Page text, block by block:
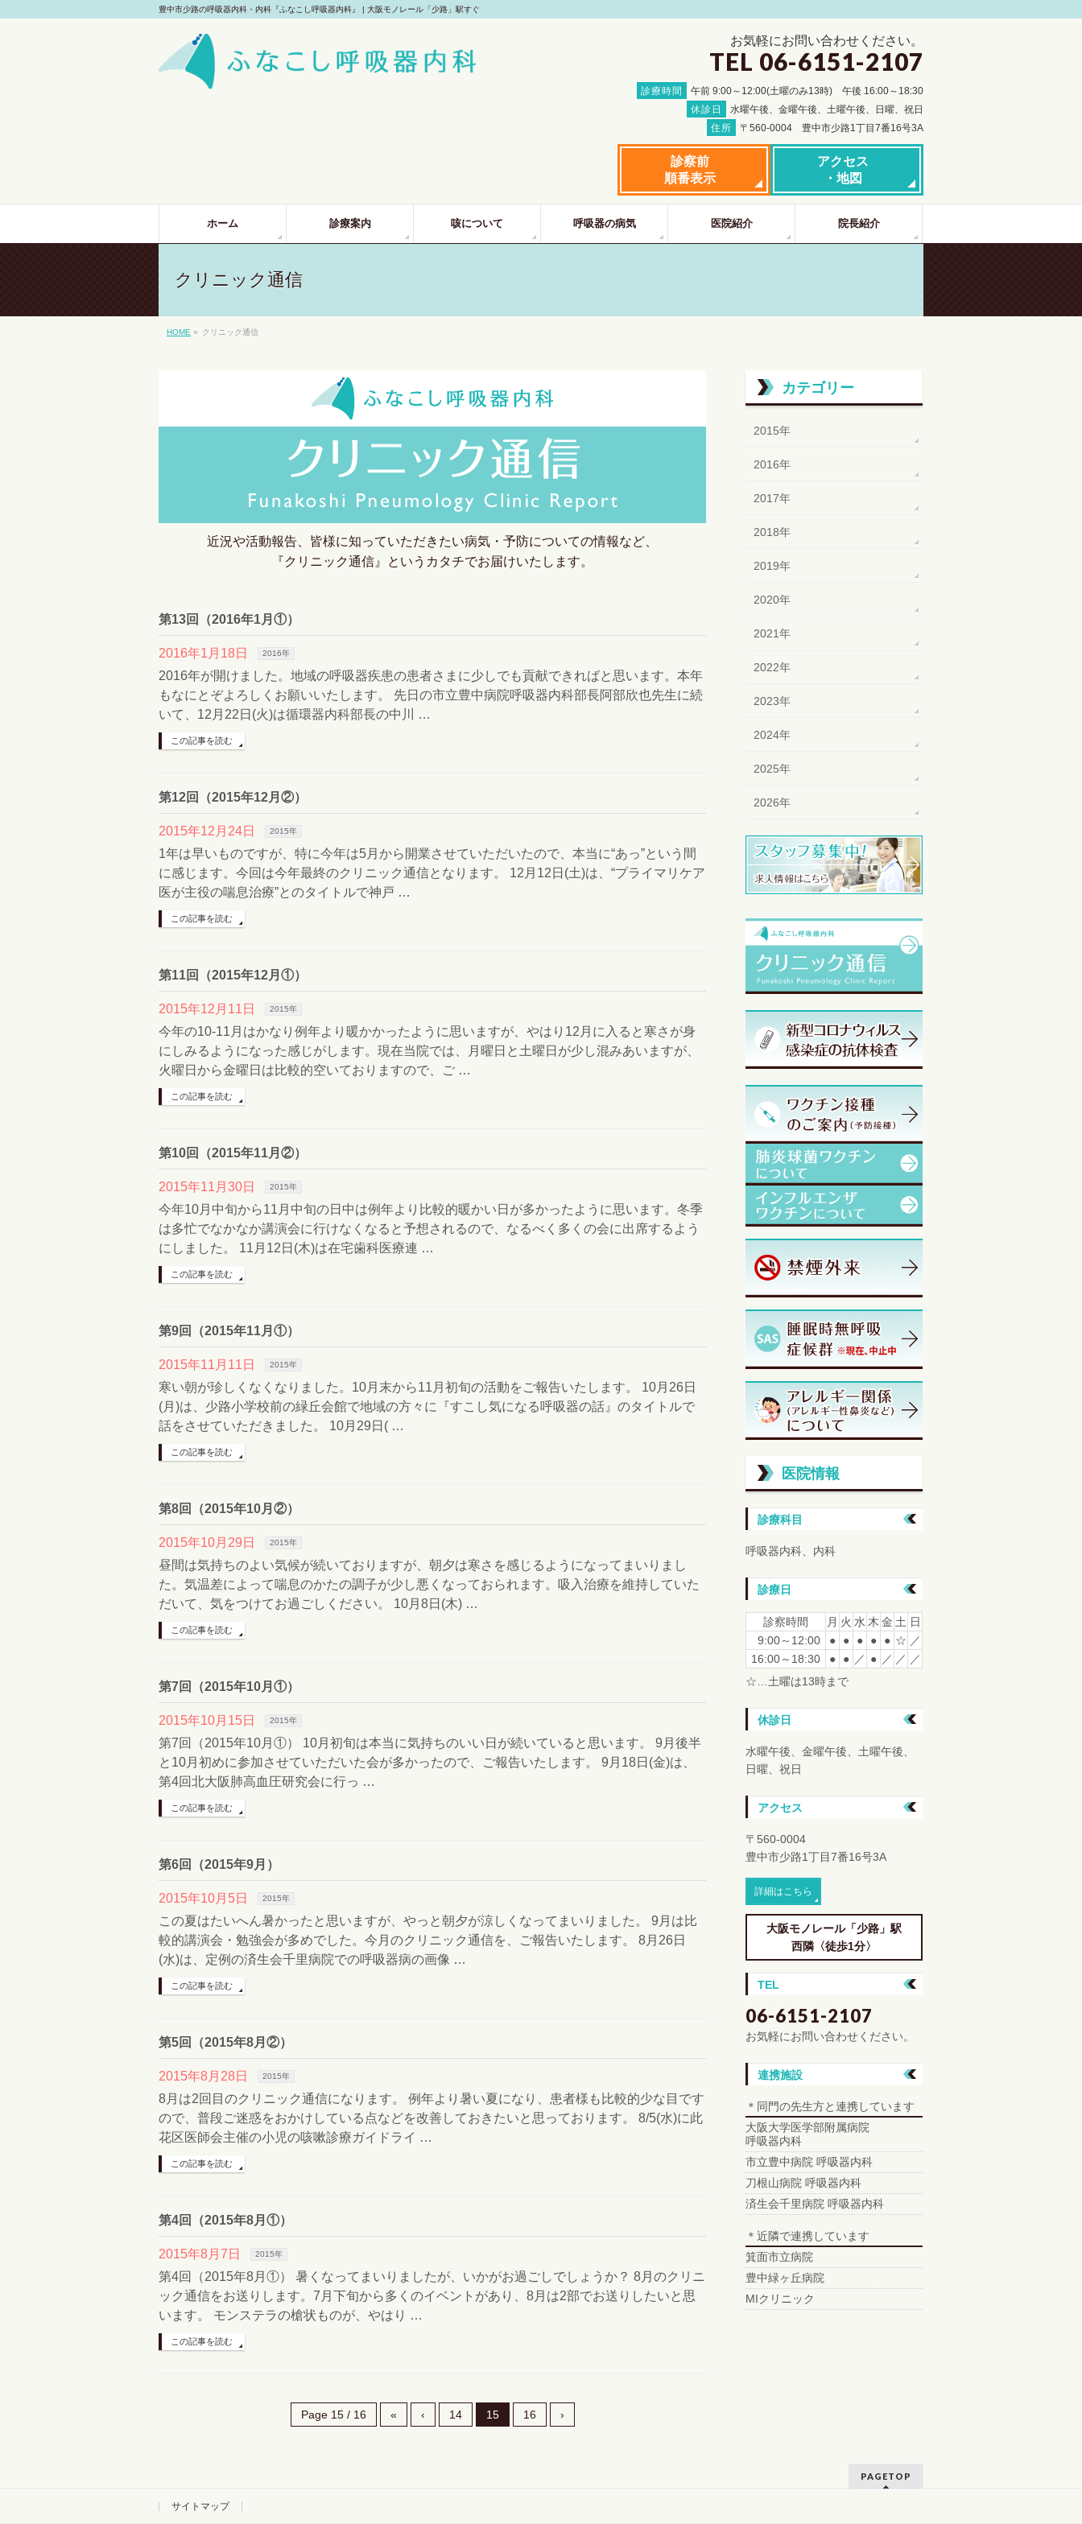
豊中市少路の呼吸器内科・内科『ふなこし呼吸器内科』 | 大阪モノレール「少路」駅すぐ
お気軽にお問い合わせください。
TEL 06-6151-2107
診療時間 午前 9:00～12:00(土曜のみ13時) 午後 16:00～18:30
休診日
水曜午後、金曜午後、土曜午後、日曜、祝日
住所
〒560-0004 豊中市少路1丁目7番16号3A
診察前
順番表示
アクセス
・地図
ホーム 診療案内 咳について 呼吸器の病気 医院紹介 院長紹介
クリニック通信
HOME » クリニック通信
近況や活動報告、皆様に知っていただきたい病気・予防についての情報など、
『クリニック通信』というカタチでお届けいたします。
第13回（2016年1月①）
2016年1月18日 2016年
2016年が開けました。地域の呼吸器疾患の患者さまに少しでも貢献できればと思います。本年
もなにとぞよろしくお願いいたします。 先日の市立豊中病院呼吸器内科部長阿部欣也先生に続
いて、12月22日(火)は循環器内科部長の中川 …
この記事を読む
第12回（2015年12月②）
2015年12月24日 2015年
1年は早いものですが、特に今年は5月から開業させていただいたので、本当に“あっ”という間
に感じます。今回は今年最終のクリニック通信となります。 12月12日(土)は、“プライマリケア
医が主役の喘息治療”とのタイトルで神戸 …
この記事を読む
第11回（2015年12月①）
2015年12月11日 2015年
今年の10-11月はかなり例年より暖かかったように思いますが、やはり12月に入ると寒さが身
にしみるようになった感じがします。現在当院では、月曜日と土曜日が少し混みあいますが、
火曜日から金曜日は比較的空いておりますので、ご …
この記事を読む
第10回（2015年11月②）
2015年11月30日 2015年
今年10月中旬から11月中旬の日中は例年より比較的暖かい日が多かったように思います。冬季
は多忙でなかなか講演会に行けなくなると予想されるので、なるべく多くの会に出席するよう
にしました。 11月12日(木)は在宅歯科医療連 …
この記事を読む
第9回（2015年11月①）
2015年11月11日 2015年
寒い朝が珍しくなくなりました。10月末から11月初旬の活動をご報告いたします。 10月26日
(月)は、少路小学校前の緑丘会館で地域の方々に『すこし気になる呼吸器の話』のタイトルで
話をさせていただきました。 10月29日( …
この記事を読む
第8回（2015年10月②）
2015年10月29日 2015年
昼間は気持ちのよい気候が続いておりますが、朝夕は寒さを感じるようになってまいりまし
た。気温差によって喘息のかたの調子が少し悪くなっておられます。吸入治療を維持していた
だいて、気をつけてお過ごしください。 10月8日(木) …
この記事を読む
第7回（2015年10月①）
2015年10月15日 2015年
第7回（2015年10月①） 10月初旬は本当に気持ちのいい日が続いていると思います。 9月後半
と10月初めに参加させていただいた会が多かったので、ご報告いたします。 9月18日(金)は、
第4回北大阪肺高血圧研究会に行っ …
この記事を読む
第6回（2015年9月）
2015年10月5日 2015年
この夏はたいへん暑かったと思いますが、やっと朝夕が涼しくなってまいりました。 9月は比
較的講演会・勉強会が多めでした。今月のクリニック通信を、ご報告いたします。 8月26日
(水)は、定例の済生会千里病院での呼吸器病の画像 …
この記事を読む
第5回（2015年8月②）
2015年8月28日 2015年
8月は2回目のクリニック通信になります。 例年より暑い夏になり、患者様も比較的少な目です
ので、普段ご迷惑をおかけしている点などを改善しておきたいと思っております。 8/5(水)に此
花区医師会主催の小児の咳嗽診療ガイドライ …
この記事を読む
第4回（2015年8月①）
2015年8月7日 2015年
第4回（2015年8月①） 暑くなってまいりましたが、いかがお過ごしでしょうか？ 8月のクリニ
ック通信をお送りします。7月下旬から多くのイベントがあり、8月は2部でお送りしたいと思
います。 モンステラの槍状ものが、やはり …
この記事を読む
Page 15 / 16 « ‹ 14 15 16 ›
カテゴリー
2015年
2016年
2017年
2018年
2019年
2020年
2021年
2022年
2023年
2024年
2025年
2026年
医院情報
診療科目
呼吸器内科、内科
診療日
診察時間 月 火 水 木 金 土 日
9:00～12:00
● ● ● ● ● ☆ ／
16:00～18:30
● ● ／ ● ／ ／ ／
☆…土曜は13時まで
休診日
水曜午後、金曜午後、土曜午後、
日曜、祝日
アクセス
〒560-0004
豊中市少路1丁目7番16号3A
詳細はこちら
大阪モノレール「少路」駅
西隣〈徒歩1分〉
TEL
06-6151-2107
お気軽にお問い合わせください。
連携施設
＊同門の先生方と連携しています
大阪大学医学部附属病院
呼吸器内科
市立豊中病院 呼吸器内科
刀根山病院 呼吸器内科
済生会千里病院 呼吸器内科
＊近隣で連携しています
箕面市立病院
豊中緑ヶ丘病院
MIクリニック
PAGETOP
サイトマップ